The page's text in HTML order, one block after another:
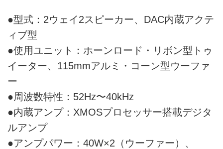
●型式：2ウェイ2スピーカー、DAC内蔵アクテ
ィブ型
●使用ユニット：ホーンロード・リボン型トゥ
イーター、115mmアルミ・コーン型ウーファ
ー
●周波数特性：52Hz〜40kHz
●内蔵アンプ：XMOSプロセッサー搭載デジタ
ルアンプ
●アンプパワー：40W×2（ウーファー）、